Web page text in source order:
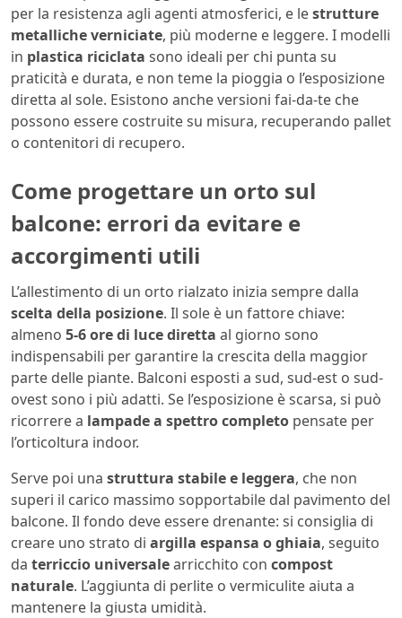
per la resistenza agli agenti atmosferici, e lestrutture
metalliche verniciate, più moderne e leggere. I modelli
in plastica riciclata sono ideali per chi punta su
praticità e durata, e non teme la pioggia o l’esposizione
diretta al sole. Esistono anche versioni fai-da-te che
possono essere costruite su misura, recuperando pallet
o contenitori di recupero.
Come progettare un orto sul
balcone: errori da evitare e
accorgimenti utili
L’allestimento di un orto rialzato inizia sempre dalla
scelta della posizione. Il sole è un fattore chiave:
almeno 5-6 ore di luce diretta al giorno sono
indispensabili per garantire la crescita della maggior
parte delle piante. Balconi esposti a sud, sud-est o sud-
ovest sono i più adatti. Se l’esposizione è scarsa, si può
ricorrere a lampade a spettro completo pensate per
l’orticoltura indoor.
Serve poi una struttura stabile e leggera, che non
superi il carico massimo sopportabile dal pavimento del
balcone. Il fondo deve essere drenante: si consiglia di
creare uno strato di argilla espansa o ghiaia, seguito
da terriccio universalearricchito con compost
naturale. L’aggiunta di perlite o vermiculite aiuta a
mantenere la giusta umidità.